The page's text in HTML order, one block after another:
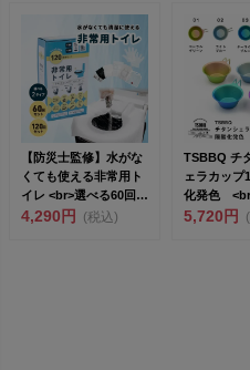
【防災士監修】水がな
くても使える非常用ト
イレ <br>選べる60回
分・1...
4,290円 (税込)
TSBBQ チ
ェラカッ
化発色
グ...
5,720円